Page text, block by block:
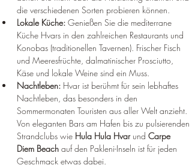
die verschiedenen Sorten probieren können.
Lokale Küche: Genießen Sie die mediterrane
Küche Hvars in den zahlreichen Restaurants und
Konobas (traditionellen Tavernen). Frischer Fisch
und Meeresfrüchte, dalmatinischer Prosciutto,
Käse und lokale Weine sind ein Muss.
Nachtleben: Hvar ist berühmt für sein lebhaftes
Nachtleben, das besonders in den
Sommermonaten Touristen aus aller Welt anzieht.
Von eleganten Bars am Hafen bis zu pulsierenden
Strandclubs wie Hula Hula Hvar und Carpe
Diem Beach auf den Pakleni-Inseln ist für jeden
Geschmack etwas dabei.